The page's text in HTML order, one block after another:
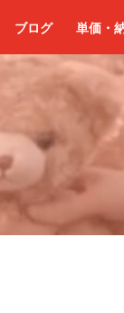
ブログ 単価・